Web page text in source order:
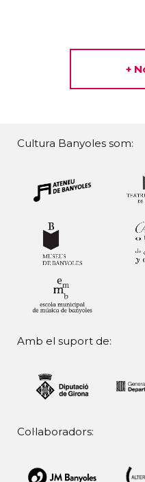
+
Cultura Banyoles som:
Amb el suport de:
Col·laboradors: